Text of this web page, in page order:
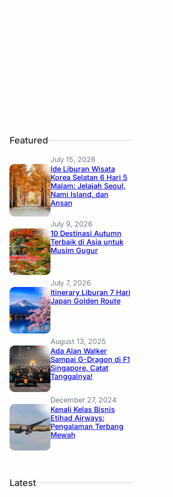
Featured
July 15, 2026
Ide Liburan Wisata
Korea Selatan 6 Hari 5
Malam: Jelajah Seoul,
Nami Island, dan
Ansan
July 9, 2026
10 Destinasi Autumn
Terbaik di Asia untuk
Musim Gugur
July 7, 2026
Itinerary Liburan 7 Hari
Japan Golden Route
August 13, 2025
Ada Alan Walker
Sampai G-Dragon di F1
Singapore, Catat
Tanggalnya!
December 27, 2024
Kenali Kelas Bisnis
Etihad Airways:
Pengalaman Terbang
Mewah
Latest